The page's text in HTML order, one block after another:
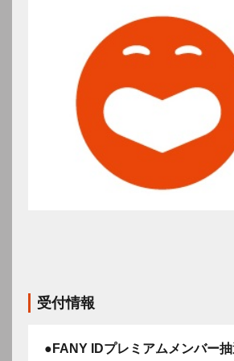
受付情報
●FANY IDプレミアムメンバー